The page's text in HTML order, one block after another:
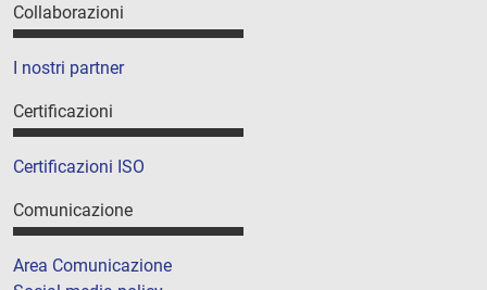
Collaborazioni
I nostri partner
Certificazioni
Certificazioni ISO
Comunicazione
Area Comunicazione